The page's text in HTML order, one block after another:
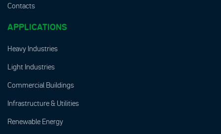
Contacts
APPLICATIONS
Heavy Industries
Light Industries
Commercial Buildings
Infrastructure & Utilities
Renewable Energy